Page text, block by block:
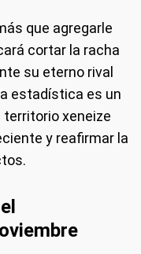
que agregarle
cortar la racha
su eterno rival
estadística es un
xeneize
y reafirmar la